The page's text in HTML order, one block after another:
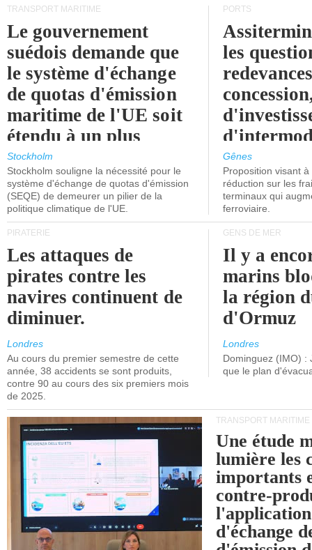
TRANSPORT MARITIME
Le gouvernement
suédois demande que
le système d'échange
de quotas d'émission
maritime de l'UE soit
étendu à un plus
grand nombre de
navires.
Stockholm
Stockholm souligne la nécessité pour le
système d'échange de quotas d'émission
(SEQE) de demeurer un pilier de la
politique climatique de l'UE.
PORTS
les
l'attention
politiciens.
Gênes
Proposition visant
réduction sur les
terminaux qui
ferroviaire.
PIRATERIE
Les attaques de
pirates contre les
navires continuent de
diminuer.
Londres
Au cours du premier semestre de cette
année, 38 accidents se sont produits,
contre 90 au cours des six premiers mois
de 2025.
GENS DE MER
Il y a
marins
la région
d'Ormuz
Londres
Dominguez (IMO) :
que le plan
TRANSPORT MARITIME
Une étude
lumière les
importants
contre-
d'échange